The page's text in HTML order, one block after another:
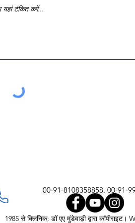
00-91-8108358858, 00-91-
1985 से क्लिनिक; डॉ एए मुंडेवाड़ी द्वारा